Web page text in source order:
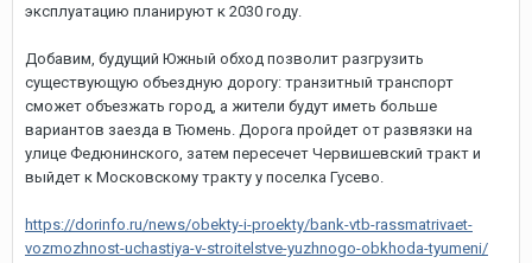
эксплуатацию планируют к 2030 году.
Добавим, будущий Южный обход позволит разгрузить
существующую объездную дорогу: транзитный транспорт
сможет объезжать город, а жители будут иметь больше
вариантов заезда в Тюмень. Дорога пройдет от развязки на
улице Федюнинского, затем пересечет Червишевский тракт и
выйдет к Московскому тракту у поселка Гусево.
https://dorinfo.ru/news/obekty-i-proekty/bank-vtb-rassmatrivaet-
vozmozhnost-uchastiya-v-stroitelstve-yuzhnogo-obkhoda-tyumeni/